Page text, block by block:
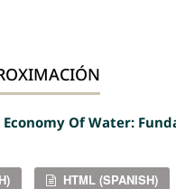
Economy Of Water:
HTML (SPANISH)